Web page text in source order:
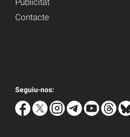
Publicitat
Contacte
Seguiu-nos: